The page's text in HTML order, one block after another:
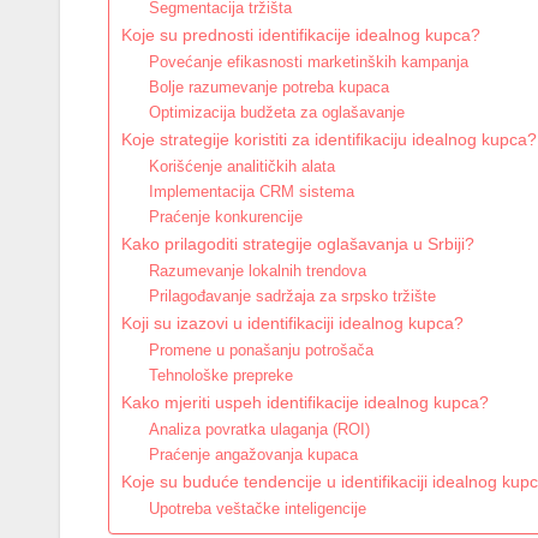
Segmentacija tržišta
Koje su prednosti identifikacije idealnog kupca?
Povećanje efikasnosti marketinških kampanja
Bolje razumevanje potreba kupaca
Optimizacija budžeta za oglašavanje
Koje strategije koristiti za identifikaciju idealnog kupca?
Korišćenje analitičkih alata
Implementacija CRM sistema
Praćenje konkurencije
Kako prilagoditi strategije oglašavanja u Srbiji?
Razumevanje lokalnih trendova
Prilagođavanje sadržaja za srpsko tržište
Koji su izazovi u identifikaciji idealnog kupca?
Promene u ponašanju potrošača
Tehnološke prepreke
Kako mjeriti uspeh identifikacije idealnog kupca?
Analiza povratka ulaganja (ROI)
Praćenje angažovanja kupaca
Koje su buduće tendencije u identifikaciji idealnog
Upotreba veštačke inteligencije